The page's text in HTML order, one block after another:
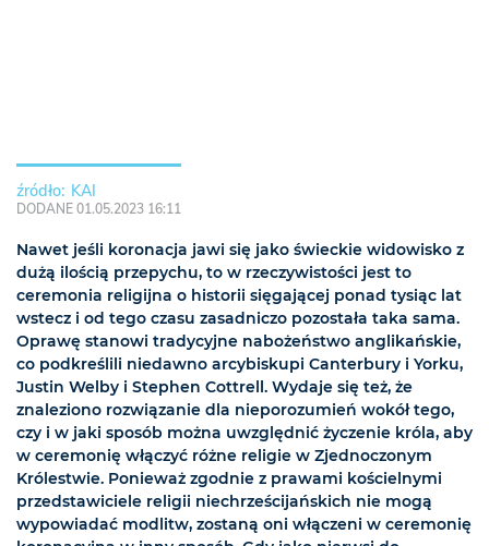
KAI
DODANE 01.05.2023 16:11
Nawet jeśli koronacja jawi się jako świeckie widowisko z
dużą ilością przepychu, to w rzeczywistości jest to
ceremonia religijna o historii sięgającej ponad tysiąc lat
wstecz i od tego czasu zasadniczo pozostała taka sama.
Oprawę stanowi tradycyjne nabożeństwo anglikańskie,
co podkreślili niedawno arcybiskupi Canterbury i Yorku,
Justin Welby i Stephen Cottrell. Wydaje się też, że
znaleziono rozwiązanie dla nieporozumień wokół tego,
czy i w jaki sposób można uwzględnić życzenie króla, aby
w ceremonię włączyć różne religie w Zjednoczonym
Królestwie. Ponieważ zgodnie z prawami kościelnymi
przedstawiciele religii niechrześcijańskich nie mogą
wypowiadać modlitw, zostaną oni włączeni w ceremonię